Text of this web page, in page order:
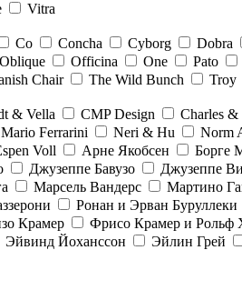
Vitra
Co Concha Cyborg Dobra
Oblique Officina One Pato
Chair The Wild Bunch Troy
& Vella CMP Design Charles &
Mario Ferrarini Neri & Hu Norm
Voll Арне Якобсен Борге
Джузеппе Бавузо Джузеппе
Марсель Вандерс Мартино
Ронан и Эрван Буруллеки
Крамер Фрисо Крамер и Рольф
Эйвинд Йоханссон Эйлин Грей